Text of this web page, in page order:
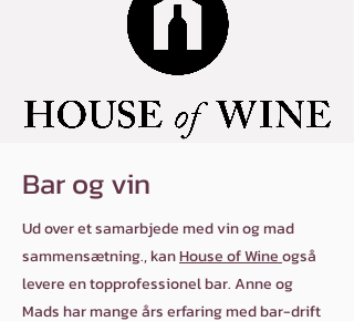
Bar og vin
Ud over et samarbjede med vin og mad
sammensætning., kanHouse of Wineogså
levere en topprofessionel bar. Anne og
Mads har mange års erfaring med bar-drift